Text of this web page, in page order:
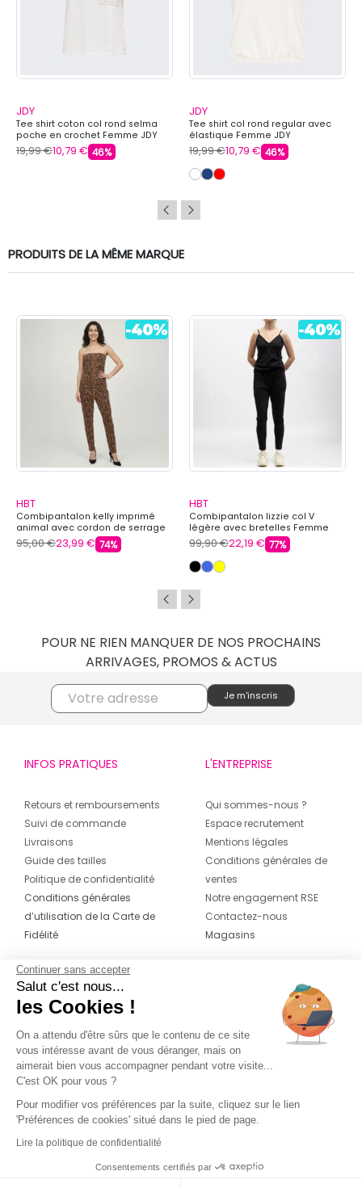
JDY
Tee shirt coton col rond selma
poche en crochet Femme JDY
19,99 €10,79 € 46%
JDY
Tee shirt col rond regular avec
élastique Femme JDY
19,99 €10,79 € 46%
PRODUITS DE LA MÊME MARQUE
HBT
Combipantalon kelly imprimé
animal avec cordon de serrage
Femme HBT
95,00 €23,99 € 74%
HBT
Combipantalon lizzie col V
légère avec bretelles Femme
HBT
99,90 €22,19 € 77%
POUR NE RIEN MANQUER DE NOS PROCHAINS
ARRIVAGES, PROMOS & ACTUS
INFOS PRATIQUES
Retours et remboursements
Suivi de commande
Livraisons
Guide des tailles
Politique de confidentialité
Conditions générales
d’utilisation de la Carte de
Fidélité
L'ENTREPRISE
Qui sommes-nous ?
Espace recrutement
Mentions légales
Conditions générales de
ventes
Notre engagement RSE
Contactez-nous
Magasins
CONTACT
04 42 20 78 42
Du lundi au jeudi de 8h30 à 16h30 & le
vendredi de 8h30 à 15h30
Continuer sans accepter
Salut c'est nous...
les Cookies !
On a attendu d'être sûrs que le contenu de ce site
vous intéresse avant de vous déranger, mais on
aimerait bien vous accompagner pendant votre visite...
C'est OK pour vous ?
Pour modifier vos préférences par la suite, cliquez sur le lien
'Préférences de cookies' situé dans le pied de page.
Lire la politique de confidentialité
Consentements certifiés par